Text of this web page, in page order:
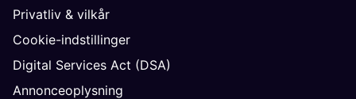
Privatliv & vilkår
Cookie-indstillinger
Digital Services Act (DSA)
Annonceoplysning